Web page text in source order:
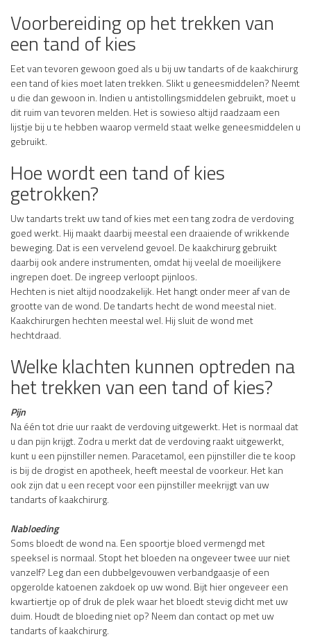
Voorbereiding op het trekken van
een tand of kies
Eet van tevoren gewoon goed als u bij uw tandarts of de kaakchirurg
een tand of kies moet laten trekken. Slikt u geneesmiddelen? Neemt
u die dan gewoon in. Indien u antistollingsmiddelen gebruikt, moet u
dit ruim van tevoren melden. Het is sowieso altijd raadzaam een
lijstje bij u te hebben waarop vermeld staat welke geneesmiddelen u
gebruikt.
Hoe wordt een tand of kies
getrokken?
Uw tandarts trekt uw tand of kies met een tang zodra de verdoving
goed werkt. Hij maakt daarbij meestal een draaiende of wrikkende
beweging. Dat is een vervelend gevoel. De kaakchirurg gebruikt
daarbij ook andere instrumenten, omdat hij veelal de moeilijkere
ingrepen doet. De ingreep verloopt pijnloos.
Hechten is niet altijd noodzakelijk. Het hangt onder meer af van de
grootte van de wond. De tandarts hecht de wond meestal niet.
Kaakchirurgen hechten meestal wel. Hij sluit de wond met
hechtdraad.
Welke klachten kunnen optreden na
het trekken van een tand of kies?
Pijn
Na één tot drie uur raakt de verdoving uitgewerkt. Het is normaal dat
u dan pijn krijgt. Zodra u merkt dat de verdoving raakt uitgewerkt,
kunt u een pijnstiller nemen. Paracetamol, een pijnstiller die te koop
is bij de drogist en apotheek, heeft meestal de voorkeur. Het kan
ook zijn dat u een recept voor een pijnstiller meekrijgt van uw
tandarts of kaakchirurg.
Nabloeding
Soms bloedt de wond na. Een spoortje bloed vermengd met
speeksel is normaal. Stopt het bloeden na ongeveer twee uur niet
vanzelf? Leg dan een dubbelgevouwen verbandgaasje of een
opgerolde katoenen zakdoek op uw wond. Bijt hier ongeveer een
kwartiertje op of druk de plek waar het bloedt stevig dicht met uw
duim. Houdt de bloeding niet op? Neem dan contact op met uw
tandarts of kaakchirurg.